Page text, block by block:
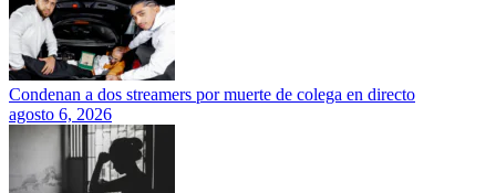
Condenan a dos streamers por muerte de colega en directo
agosto 6, 2026